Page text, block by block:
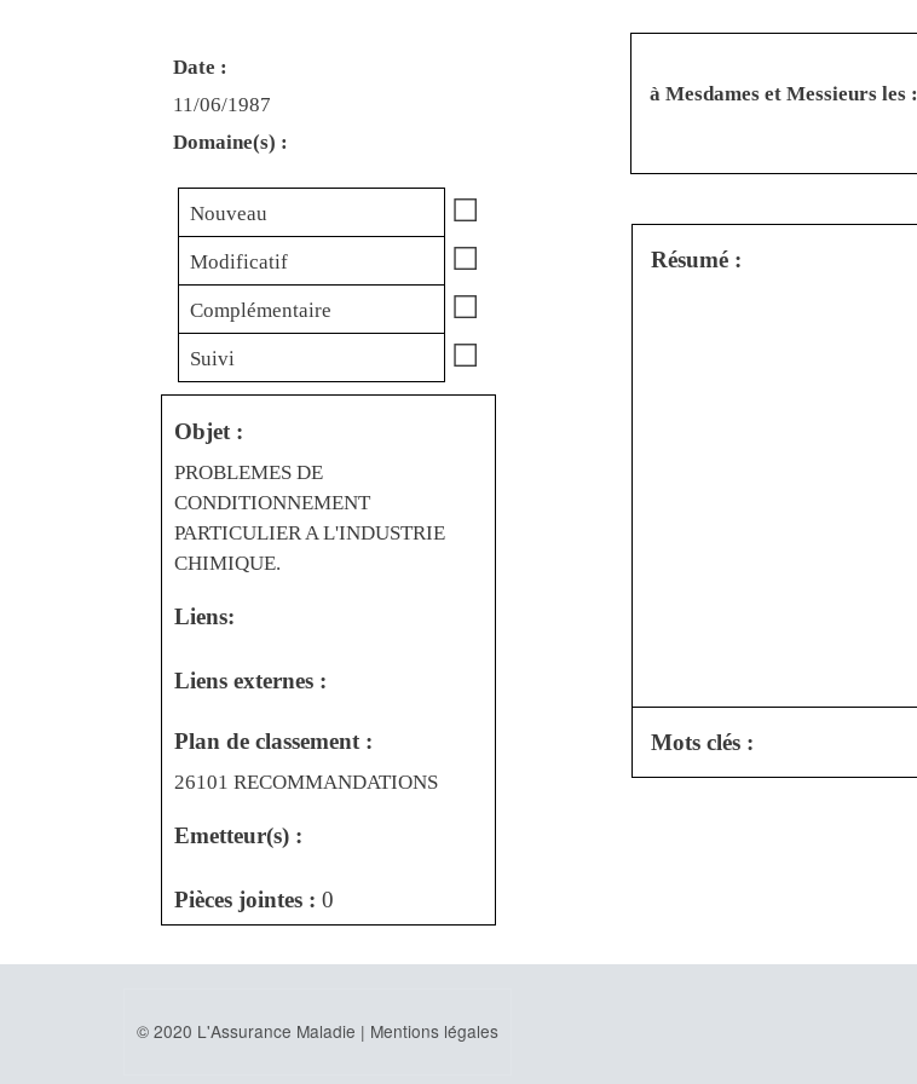
Date :
11/06/1987
Domaine(s) :
à Mesdames et Messieurs les :
Nouveau ☐
Modificatif ☐
Complémentaire ☐
Suivi ☐
Objet :
PROBLEMES DE
CONDITIONNEMENT
PARTICULIER A L'INDUSTRIE
CHIMIQUE.
Liens:
Liens externes :
Plan de classement :
26101 RECOMMANDATIONS
Emetteur(s) :
Pièces jointes : 0
Résumé :
Mots clés :
© 2020 L'Assurance Maladie | Mentions légales